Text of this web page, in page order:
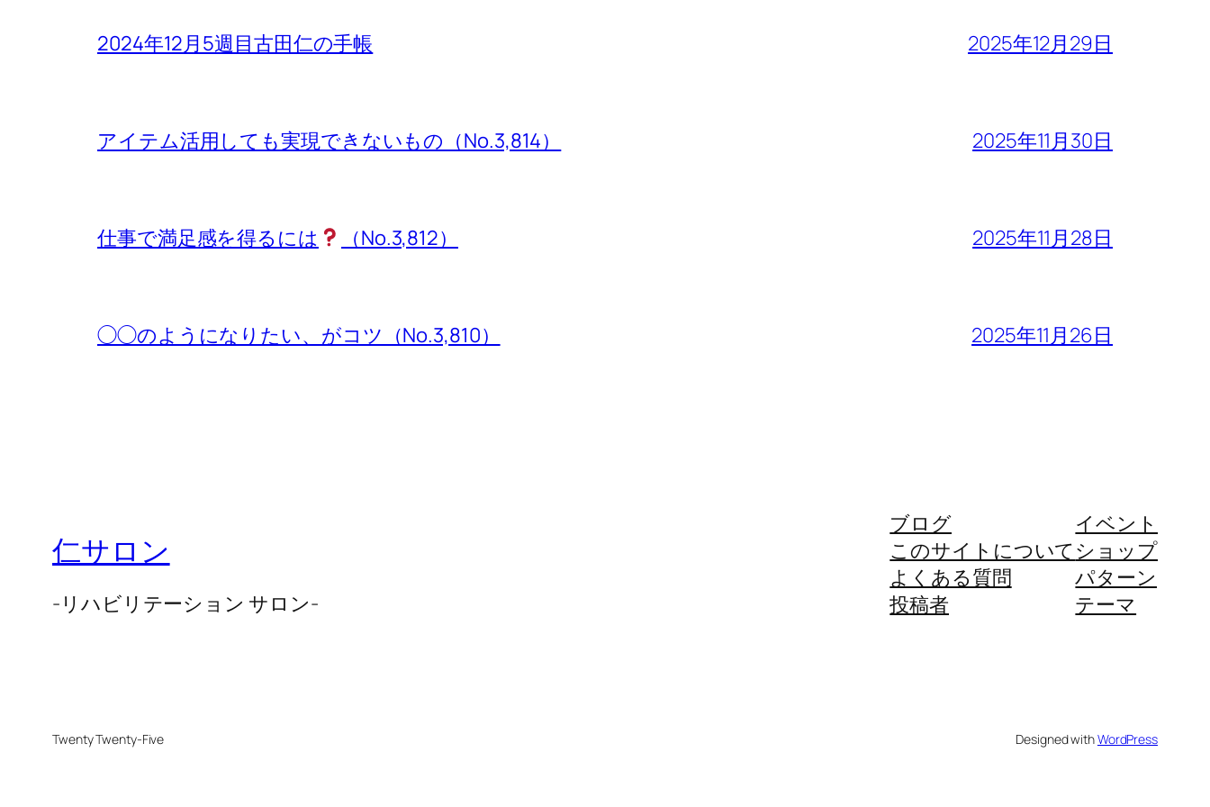
2024年12月5週目古田仁の手帳 2025年12月29日
アイテム活用しても実現できないもの（No.3,814） 2025年11月30日
仕事で満足感を得るには （No.3,812） 2025年11月28日
◯◯のようになりたい、がコツ（No.3,810） 2025年11月26日
仁サロン
-リハビリテーション サロン-
ブログ
このサイトについて
よくある質問
投稿者
イベント
ショップ
パターン
テーマ
Twenty Twenty-Five Designed withWordPress